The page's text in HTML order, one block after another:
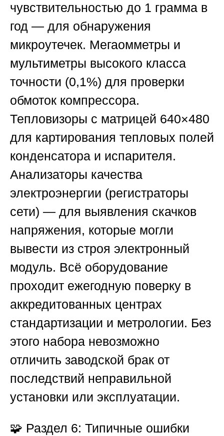
чувствительностью до 1 грамма в
год — для обнаружения
микроутечек. Мегаомметры и
мультиметры высокого класса
точности (0,1%) для проверки
обмоток компрессора.
Тепловизоры с матрицей 640×480
для картирования тепловых полей
конденсатора и испарителя.
Анализаторы качества
электроэнергии (регистраторы
сети) — для выявления скачков
напряжения, которые могли
вывести из строя электронный
модуль. Всё оборудование
проходит ежегодную поверку в
аккредитованных центрах
стандартизации и метрологии. Без
этого набора невозможно
отличить заводской брак от
последствий неправильной
установки или эксплуатации.
🧩 Раздел 6: Типичные ошибки